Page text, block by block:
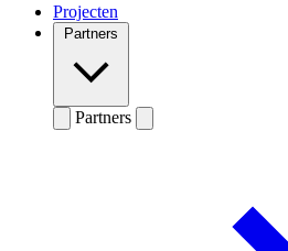
Projecten
Partners
Partners